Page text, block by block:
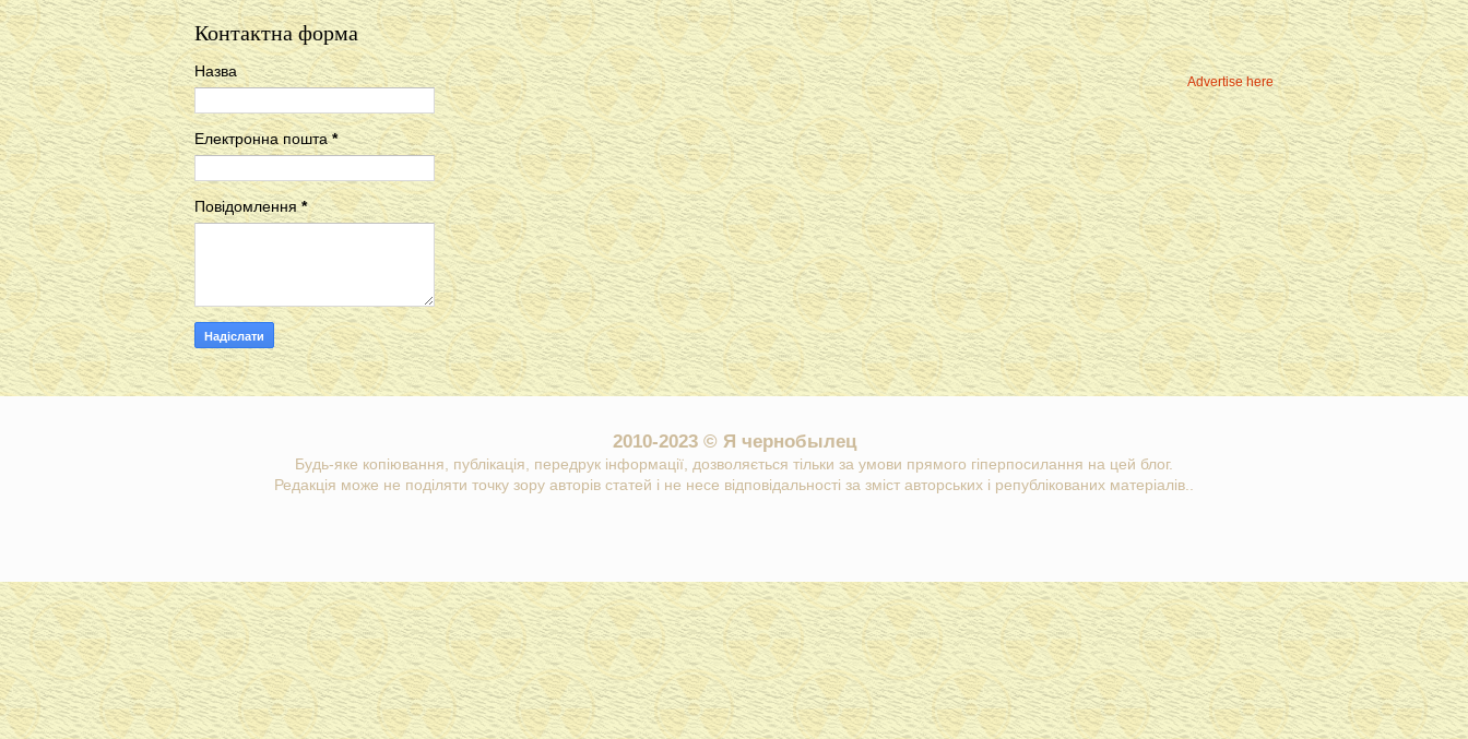
Advertise here
Контактна форма
Назва
Електронна пошта*
Повідомлення*
2010-2023 © Я чернобылец
Будь-яке копіювання, публікація, передрук інформації, дозволяється тільки за умови прямого гіперпосилання на цей блог.
Редакція може не поділяти точку зору авторів статей і не несе відповідальності за зміст авторських і републікованих матеріалів..